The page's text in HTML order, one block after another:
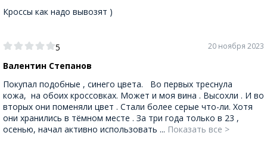
Кроссы как надо вывозят )
5
Валентин Степанов
20 ноября 2023
Покупал подобные , синего цвета. Во первых треснула
кожа, на обоих кроссовках. Может и моя вина . Высохли . И во
вторых они поменяли цвет . Стали более серые что-ли. Хотя
они хранились в тёмном месте . За три года только в 23 ,
осенью, начал активно использовать ... Показать все >